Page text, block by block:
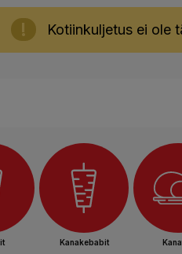
Kotiinkuljetus ei ole
Kanakebabit